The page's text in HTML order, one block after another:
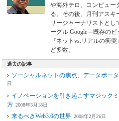
や海外テロ、コンピュー
る。その後、月刊アスキ
リージャーナリストとし
ーグル Google ─既存のビ
『ネットvs.リアルの衝
ど多数。
過去の記事
ソーシャルネットの焦点、データポー
日
イノベーションを引き起こすマジック
方 2008年3月18日
来るべきWeb3.0の世界 2008年2月26日